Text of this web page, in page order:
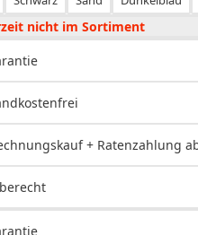
nicht im Sortiment
+ Ratenzahlung